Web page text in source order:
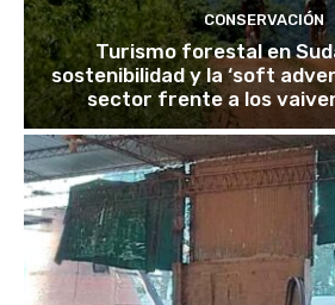
CONSERVACIÓN
Turismo forestal en
sostenibilidad y la ‘soft
sector frente a los